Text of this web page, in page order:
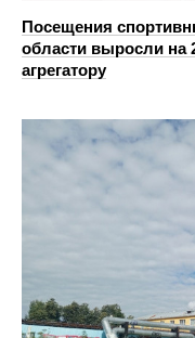
Посещения
области выросли на
агрегатору